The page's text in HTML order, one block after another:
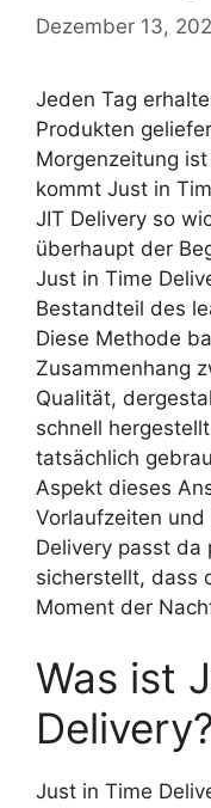
Dezember 13,
Jeden Tag
Produkten
Morgenzeitung
kommt Just in
JIT Delivery so
überhaupt der
Just in Time
Bestandteil des
Diese Methode
Zusammenhang
Qualität,
schnell
tatsächlich
Aspekt dieses
Vorlaufzeiten
Delivery passt da
sicherstellt, dass
Moment der
Was ist
Delivery?
Just in Time